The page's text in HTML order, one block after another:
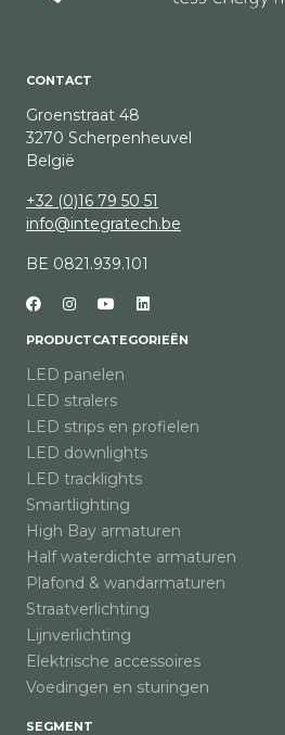
CONTACT
Groenstraat 48
3270 Scherpenheuvel
België
+32 (0)16 79 50 51
info@integratech.be
BE 0821.939.101
PRODUCTCATEGORIEËN
LED panelen
LED stralers
LED strips en profielen
LED downlights
LED tracklights
Smartlighting
High Bay armaturen
Half waterdichte armaturen
Plafond & wandarmaturen
Straatverlichting
Lijnverlichting
Elektrische accessoires
Voedingen en sturingen
SEGMENT